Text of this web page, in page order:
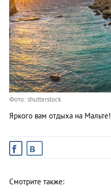
Фото: shutterstock
Яркого вам отдыха на Мальте!
Смотрите также: